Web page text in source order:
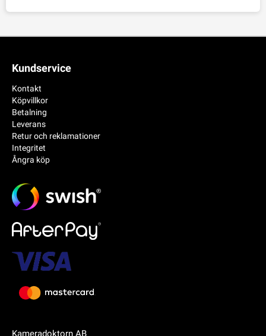
Kameradoktorn AB
Kundservice
Kontakt
Köpvillkor
Betalning
Leverans
Retur och reklamationer
Integritet
Ångra köp